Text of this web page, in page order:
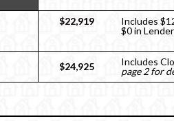
$22,919
Includes
$0 in
$24,925 Includes
page 2 for